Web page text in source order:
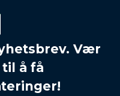
Vær
å få